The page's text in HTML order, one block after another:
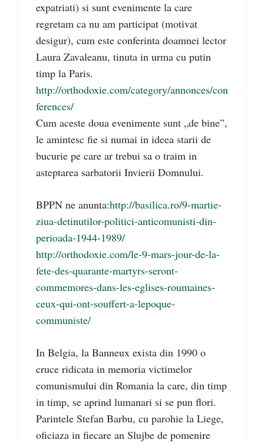
expatriati) si sunt evenimente la care
regretam ca nu am participat (motivat
desigur), cum este conferinta doamnei lector
Laura Zavaleanu, tinuta in urma cu putin
timp la Paris.
http://orthodoxie.com/category/annonces/con
ferences/
Cum aceste doua evenimente sunt „de bine”,
le amintesc fie si numai in ideea starii de
bucurie pe care ar trebui sa o traim in
asteptarea sarbatorii Invierii Domnului.
BPPN ne anunta:http://basilica.ro/9-martie-
ziua-detinutilor-politici-anticomunisti-din-
perioada-1944-1989/
http://orthodoxie.com/le-9-mars-jour-de-la-
fete-des-quarante-martyrs-seront-
commemores-dans-les-eglises-roumaines-
ceux-qui-ont-souffert-a-lepoque-
communiste/
In Belgia, la Banneux exista din 1990 o
cruce ridicata in memoria victimelor
comunismului din Romania la care, din timp
in timp, se aprind lumanari si se pun flori.
Parintele Stefan Barbu, cu parohie la Liege,
oficiaza in fiecare an Slujbe de pomenire